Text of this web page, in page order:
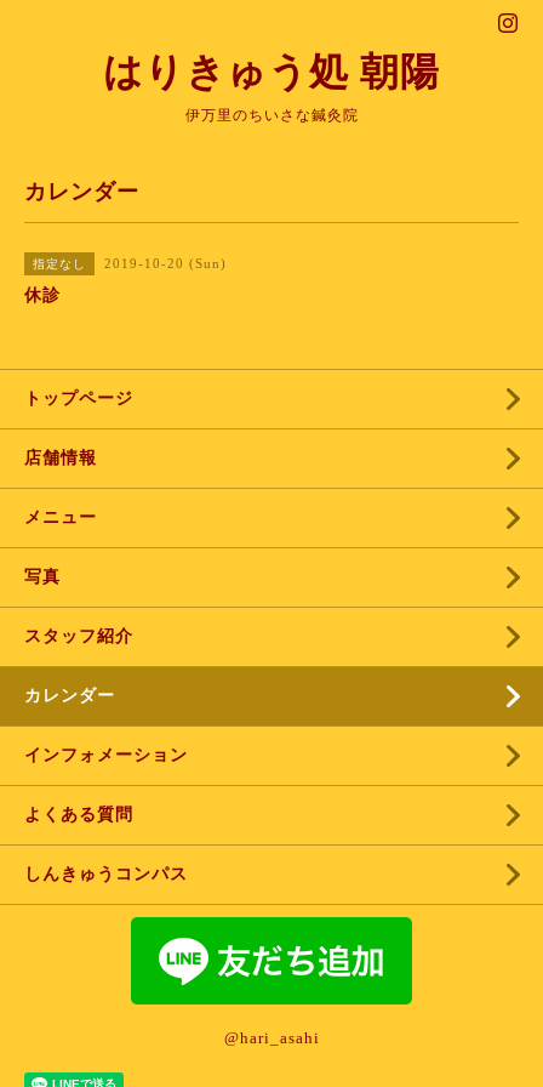
はりきゅう処 朝陽
伊万里のちいさな鍼灸院
カレンダー
指定なし 2019-10-20 (Sun)
休診
トップページ
店舗情報
メニュー
写真
スタッフ紹介
カレンダー
インフォメーション
よくある質問
しんきゅうコンパス
@hari_asahi